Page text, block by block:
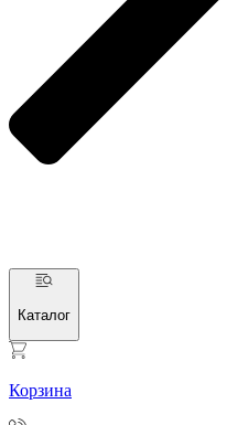
Каталог
Корзина